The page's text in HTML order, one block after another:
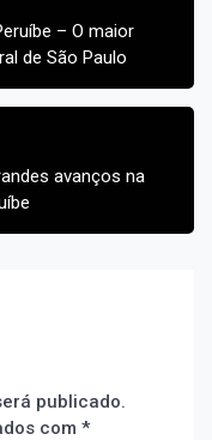
– O maior
de São Paulo
avanços na
publicado.
com *